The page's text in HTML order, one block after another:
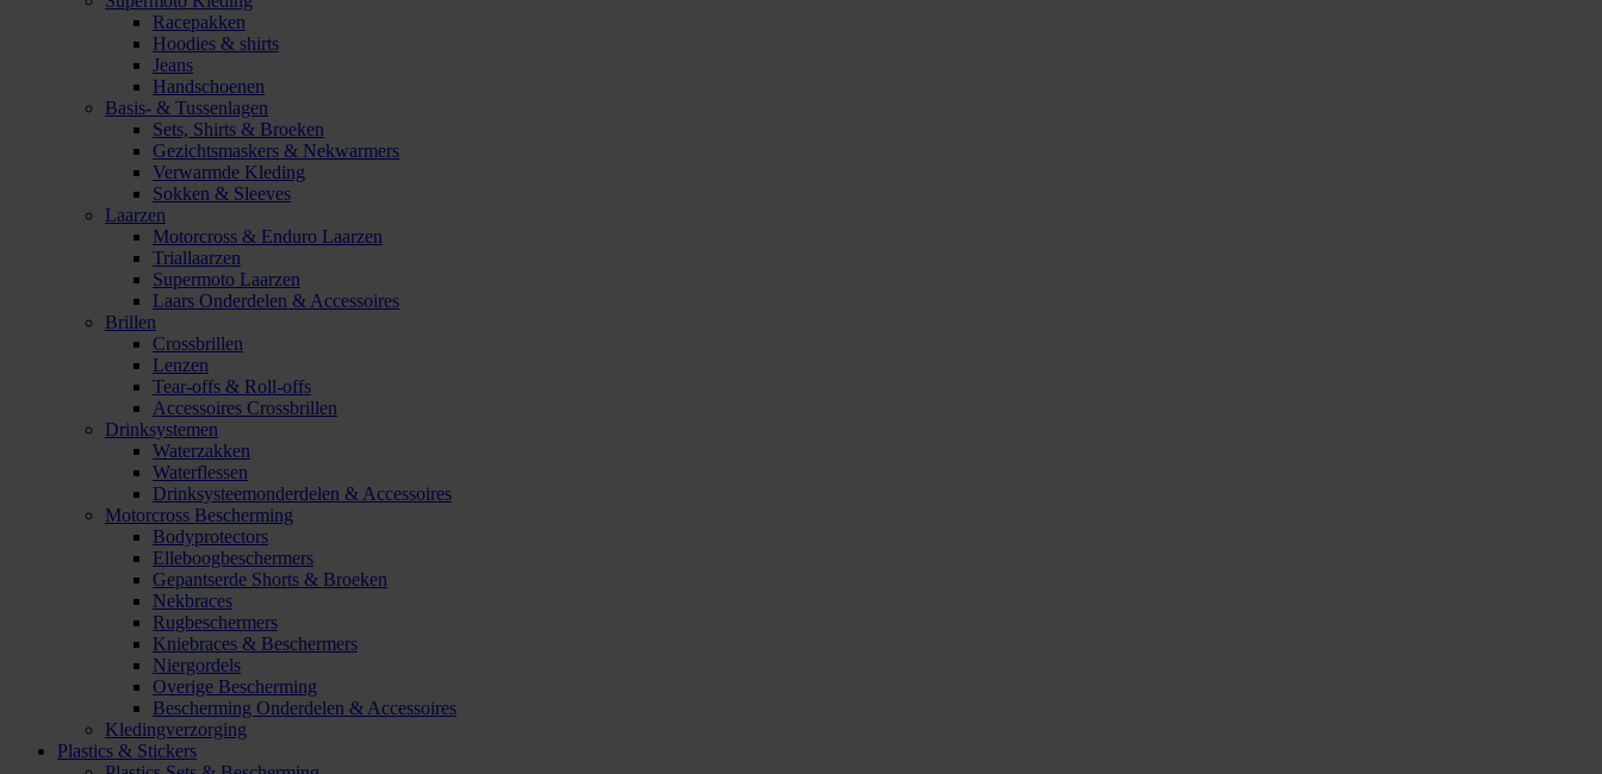
Racepakken
Hoodies & shirts
Jeans
Handschoenen
Basis- & Tussenlagen
Sets, Shirts & Broeken
Gezichtsmaskers & Nekwarmers
Verwarmde Kleding
Sokken & Sleeves
Laarzen
Motorcross & Enduro Laarzen
Triallaarzen
Supermoto Laarzen
Laars Onderdelen & Accessoires
Brillen
Crossbrillen
Lenzen
Tear-offs & Roll-offs
Accessoires Crossbrillen
Drinksystemen
Waterzakken
Waterflessen
Drinksysteemonderdelen & Accessoires
Motorcross Bescherming
Bodyprotectors
Elleboogbeschermers
Gepantserde Shorts & Broeken
Nekbraces
Rugbeschermers
Kniebraces & Beschermers
Niergordels
Overige Bescherming
Bescherming Onderdelen & Accessoires
Kledingverzorging
Plastics & Stickers